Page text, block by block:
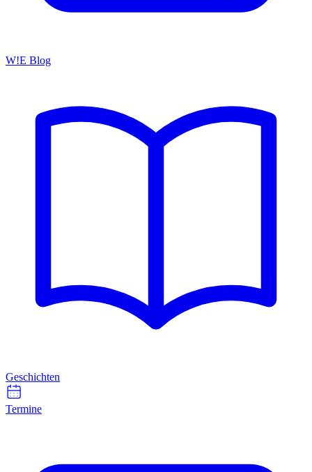
W!E Blog
Geschichten
Termine